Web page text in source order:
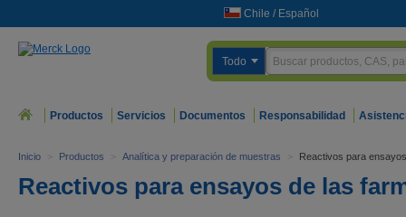
Chile / Español
Todo
Productos Servicios Documentos Responsabilidad
Inicio > Productos > Analítica y preparación de muestras > Reactivos para
Reactivos para ensayos de las